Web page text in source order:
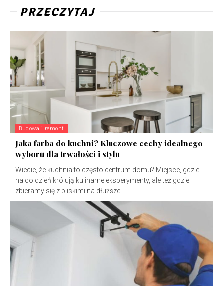
PRZECZYTAJ
Budowa i remont
Jaka farba do kuchni? Kluczowe cechy idealnego
wyboru dla trwałości i stylu
Wiecie, że kuchnia to często centrum domu? Miejsce, gdzie
na co dzień królują kulinarne eksperymenty, ale też gdzie
zbieramy się z bliskimi na dłuższe...